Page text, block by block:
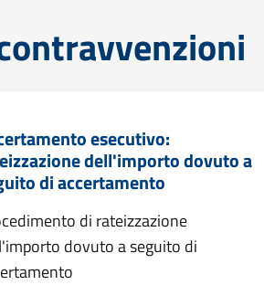
esecutivo:
dell'importo dovuto a
di accertamento
di rateizzazione
dovuto a seguito di